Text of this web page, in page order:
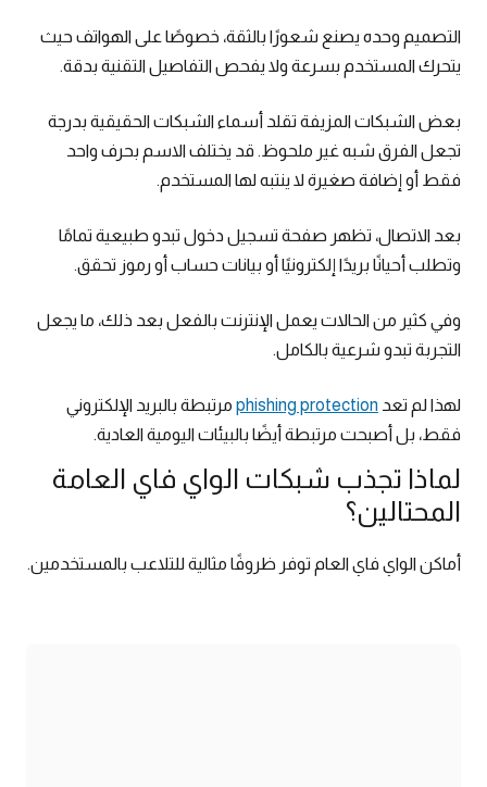
التصميم وحده يصنع شعورًا بالثقة، خصوصًا على الهواتف حيث
يتحرك المستخدم بسرعة ولا يفحص التفاصيل التقنية بدقة.
بعض الشبكات المزيفة تقلد أسماء الشبكات الحقيقية بدرجة
تجعل الفرق شبه غير ملحوظ. قد يختلف الاسم بحرف واحد
فقط أو إضافة صغيرة لا ينتبه لها المستخدم.
بعد الاتصال، تظهر صفحة تسجيل دخول تبدو طبيعية تمامًا
وتطلب أحيانًا بريدًا إلكترونيًا أو بيانات حساب أو رموز تحقق.
وفي كثير من الحالات يعمل الإنترنت بالفعل بعد ذلك، ما يجعل
التجربة تبدو شرعية بالكامل.
لهذا لم تعد phishing protection مرتبطة بالبريد الإلكتروني
فقط، بل أصبحت مرتبطة أيضًا بالبيئات اليومية العادية.
لماذا تجذب شبكات الواي فاي العامة
المحتالين؟
أماكن الواي فاي العام توفر ظروفًا مثالية للتلاعب بالمستخدمين.